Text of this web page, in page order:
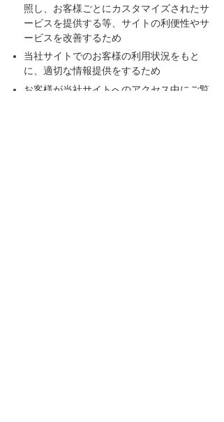
照し、お客様ごとにカスタマイズされたサ
ービスを提供する等、サイトの利便性やサ
ービスを改善するため
当社サイトでのお客様の利用状況をもと
に、適切な情報提供をするため
お客様が当社サイトへのアクセス中にご覧